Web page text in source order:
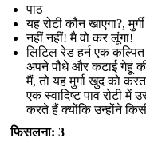
पाठ
यह रोटी कौन खाएगा?,
नहीं नहीं! मै वो कर लूंगा!
लिटिल रेड हर्न एक
अपने पौधे और कटाई गेहूं
मैं, तो यह मुर्गा खुद को
एक स्वादिष्ट पाव रोटी
करते हैं क्योंकि उन्होंने
फिसलना: 3